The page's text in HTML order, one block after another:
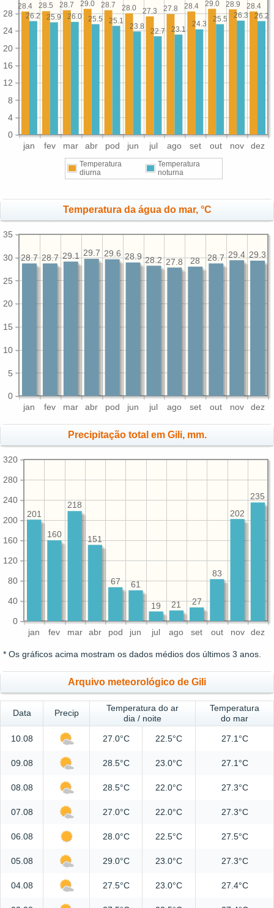
jan fev mar abr pod jun jul ago set out nov dez
0
4
8
12
16
20
24
28
28.4
28.9
29.0
28.4
27.8
27.3
28.0
28.7
29.0
28.7
28.5
28.4
26.2
26.3
25.5
24.3
23.1
22.7
23.8
25.1
25.5
26.0
25.9
26.2
Temperatura
diurna
Temperatura
noturna
Temperatura da água do mar, °C
jan fev mar abr pod jun jul ago set out nov dez
0
5
10
15
20
25
30
35
29.3
29.4
28.7
28
27.8
28.2
28.9
29.6
29.7
29.1
28.7
28.7
Precipitação total em Gili, mm.
jan fev mar abr pod jun jul ago set out nov dez
0
40
80
120
160
200
240
280
320
235
202
83
27
21
19
61
67
151
218
160
201
* Os gráficos acima mostram os dados médios dos últimos 3 anos.
Arquivo meteorológico de Gili
Data Precip
Temperatura do ar
dia / noite
Temperatura
do mar
10.08 27.0°C 22.5°C 27.1°C
09.08 28.5°C 23.0°C 27.1°C
08.08 28.5°C 22.0°C 27.3°C
07.08 27.0°C 22.0°C 27.3°C
06.08 28.0°C 22.5°C 27.5°C
05.08 29.0°C 23.0°C 27.3°C
04.08 27.5°C 23.0°C 27.4°C